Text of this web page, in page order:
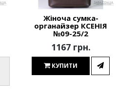
Жіноча сумка-
органайзер КСЕНІЯ
№09-25/2
1167 грн.
КУПИТИ